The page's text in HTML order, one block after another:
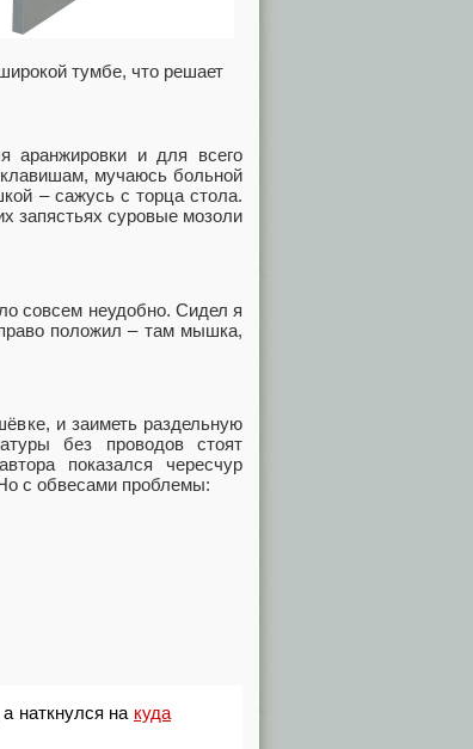
тумбе, что решает
аранжировки и для всего
клавишам, мучаюсь больной
‒ сажусь с торца стола.
запястьях суровые мозоли
совсем неудобно. Сидел я
положил ‒ там мышка,
и заиметь раздельную
без проводов стоят
показался чересчур
с обвесами проблемы:
наткнулся на куда